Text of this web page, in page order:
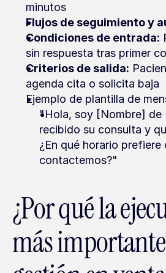
minutos
Flujos de seguimiento y
Condiciones de entrada:
sin respuesta tras primer
Criterios de salida:
agenda cita o solicita baja
Ejemplo de plantilla de
"Hola, soy [Nombre] de
recibido su consulta y
¿En qué horario prefiere
contactemos?"
¿Por qué la
más